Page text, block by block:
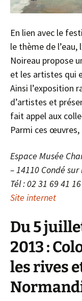
En lien avec le
le thème de l’eau,
Noireau propose
et les artistes qui
Ainsi l’exposition
d’artistes et
fait appel aux
Parmi ces
Espace Musée
– 14110 Condé
Tél : 02 31 69 41 16
Site internet
Du 5
2013 :
les rives